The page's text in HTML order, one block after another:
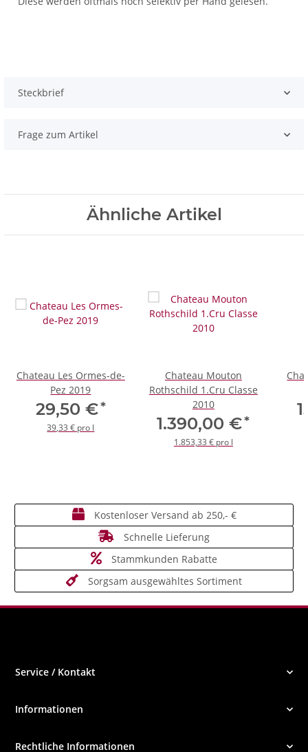
Steckbrief
Frage zum Artikel
Ähnliche Artikel
Chateau Les Ormes-de-
Pez 2019
29,50 €*
39,33 € pro l
Chateau Mouton
Rothschild 1.Cru Classe
2010
1.390,00 €*
1.853,33 € pro l
Kostenloser Versand ab 250,- €
Schnelle Lieferung
Stammkunden Rabatte
Sorgsam ausgewähltes Sortiment
Service / Kontakt
Informationen
Rechtliche Informationen